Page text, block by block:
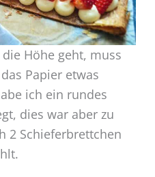
Höhe geht, muss
Papier etwas
ich ein rundes
dies war aber zu
2 Schieferbrettchen